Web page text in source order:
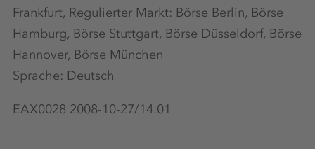
Frankfurt, Regulierter Markt: Börse Berlin, Börse
Hamburg, Börse Stuttgart, Börse Düsseldorf, Börse
Hannover, Börse München
Sprache: Deutsch
EAX0028 2008-10-27/14:01